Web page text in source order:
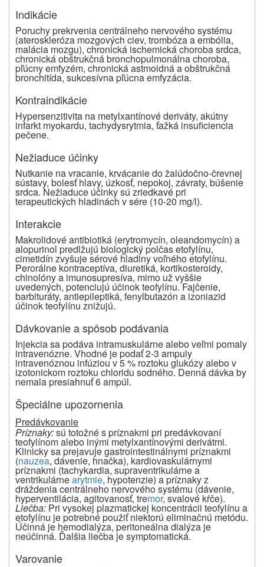
Indikácie
Poruchy prekrvenia centrálneho nervového systému
(ateroskleróza mozgových ciev, trombóza a embólia,
malácia mozgu), chronická ischemická choroba srdca,
chronická obštrukčná bronchopulmonálna choroba,
pľúcny emfyzém, chronická astmoidná a obštrukčná
bronchitída, sukcesívna pľúcna emfyzácia.
Kontraindikácie
Hypersenzitivita na metylxantínové deriváty, akútny
infarkt myokardu, tachydysrytmia, ťažká insuficiencia
pečene.
Nežiaduce účinky
Nutkanie na vracanie, krvácanie do žalúdočno-črevnej
sústavy, bolesť hlavy, úzkosť, nepokoj, závraty, búšenie
srdca. Nežiaduce účinky sú zriedkavé pri
terapeutických hladinách v sére (10-20 mg/l).
Interakcie
Makrolidové antibiotiká (erytromycín, oleandomycín) a
alopurinol predlžujú biologický polčas etofylínu,
cimetidín zvyšuje sérové hladiny voľného etofylínu.
Perorálne kontraceptíva, diuretiká, kortikosteroidy,
chinolóny a imunosupresíva, mimo už vyššie
uvedených, potenciujú účinok teofylínu. Fajčenie,
barbituráty, antiepileptiká, fenylbutazón a izoniazid
účinok teofylínu znižujú.
Dávkovanie a spôsob podávania
Injekcia sa podáva intramuskulárne alebo veľmi pomaly
intravenózne. Vhodné je podať 2-3 ampuly
intravenóznou infúziou v 5 % roztoku glukózy alebo v
izotonickom roztoku chloridu sodného. Denná dávka by
nemala presiahnuť 6 ampúl.
Špeciálne upozornenia
Predávkovanie
Príznaky:sú totožné s príznakmi pri predávkovaní
teofylínom alebo inými metylxantínovými derivátmi.
Klinicky sa prejavuje gastrointestinálnymi príznakmi
(nauzea, dávenie, hnačka), kardiovaskulárnymi
príznakmi (tachykardia, supraventrikulárne a
ventrikulárnearytmie, hypotenzie) a príznaky z
dráždenia centrálneho nervového systému (dávenie,
hyperventilácia, agitovanosť, tremor, svalové kŕče).
Liečba: Pri vysokej plazmatickej koncentrácii teofylínu a
etofylínu je potrebné použiť niektorú eliminačnú metódu.
Účinná je hemodialýza, peritoneálna dialýza je
neúčinná. Ďalšia liečba je symptomatická.
Varovanie